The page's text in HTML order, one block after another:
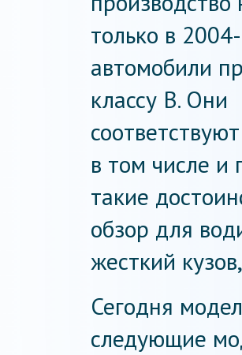
только в
автомобили
классу B. Они
в том числе и
такие
обзор для
жесткий
Сегодня
следующие